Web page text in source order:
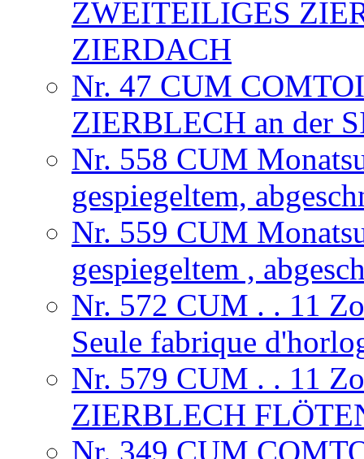
ZWEITEILIGES
ZIERDACH
Nr. 47 CUM
ZIERBLECH an der
Nr. 558 CUM
gespiegeltem,
Nr. 559 CUM
gespiegeltem ,
Nr. 572 CUM . . 11
Seule fabrique
Nr. 579 CUM . . 11
ZIERBLECH
Nr. 349 CUM